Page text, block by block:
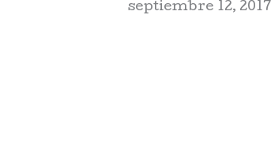
septiembre 12, 2017